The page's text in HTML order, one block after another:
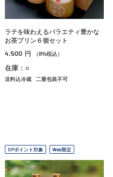
ラテを味わえるバラエティ豊かな
お茶プリン６個セット
4,500 円 （8%税込）
在庫：○
送料込冷蔵 二重包装不可
OPポイント対象 Web限定